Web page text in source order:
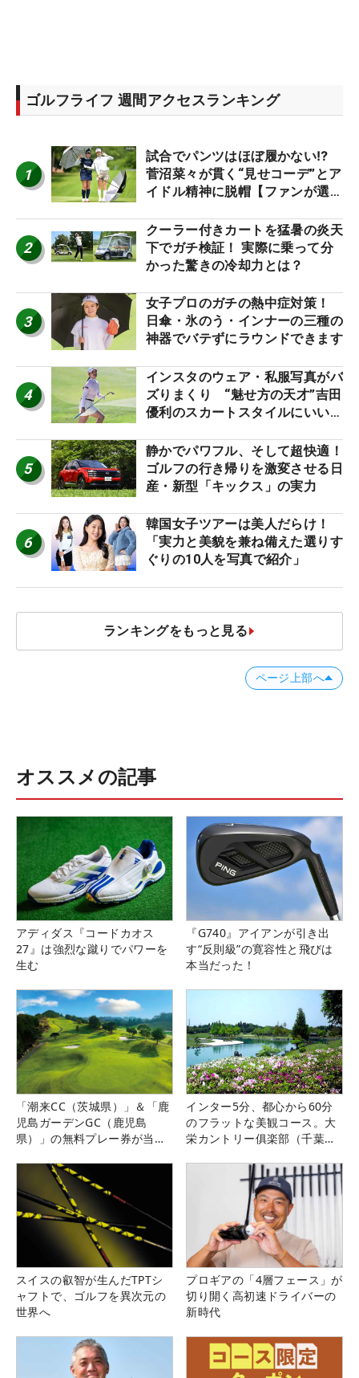
ゴルフライフ 週間アクセスランキング
1
試合でパンツはほぼ履かない⁉
菅沼菜々が貫く“見せコーデ”とア
イドル精神に脱帽【ファンが選ぶ
2
クーラー付きカートを猛暑の炎天
下でガチ検証！ 実際に乗って分
かった驚きの冷却力とは？
3
女子プロのガチの熱中症対策！
日傘・氷のう・インナーの三種の
神器でバテずにラウンドできます
4
インスタのウェア・私服写真がバ
ズりまくり “魅せ方の天才”吉田
優利のスカートスタイルにいい
5
静かでパワフル、そして超快適！
ゴルフの行き帰りを激変させる日
産・新型「キックス」の実力
6
韓国女子ツアーは美人だらけ！
「実力と美貌を兼ね備えた選りす
ぐりの10人を写真で紹介」
ランキングをもっと見る
ページ上部へ
オススメの記事
アディダス『コードカオス
27』は強烈な蹴りでパワーを
生む
『G740』アイアンが引き出
す“反則級”の寛容性と飛びは
本当だった！
「潮来CC（茨城県）」＆「鹿
児島ガーデンGC（鹿児島
県）」の無料プレー券が当た
インター5分、都心から60分
のフラットな美観コース。大
栄カントリー俱楽部（千葉
スイスの叡智が生んだTPTシ
ャフトで、ゴルフを異次元の
世界へ
プロギアの「4層フェース」が
切り開く高初速ドライバーの
新時代